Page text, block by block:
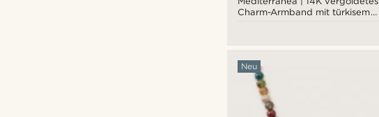
Charm-Armband mit türkisem
Neu